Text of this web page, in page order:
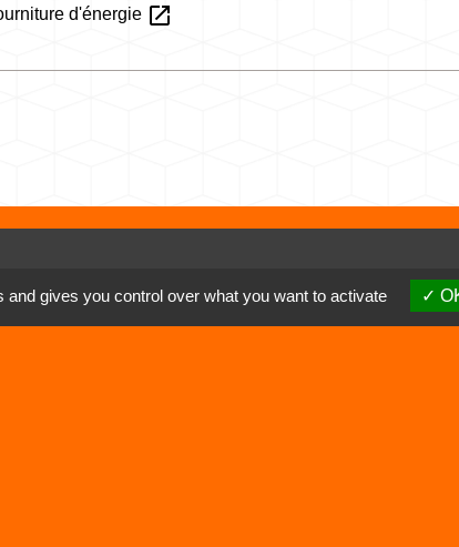
d'énergie open_in_new
Liens
and gives you control over what you want to activate